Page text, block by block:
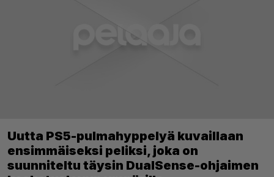
Uutta PS5-pulmahyppelyä kuvaillaan
ensimmäiseksi peliksi, joka on
suunniteltu täysin DualSense-ohjaimen